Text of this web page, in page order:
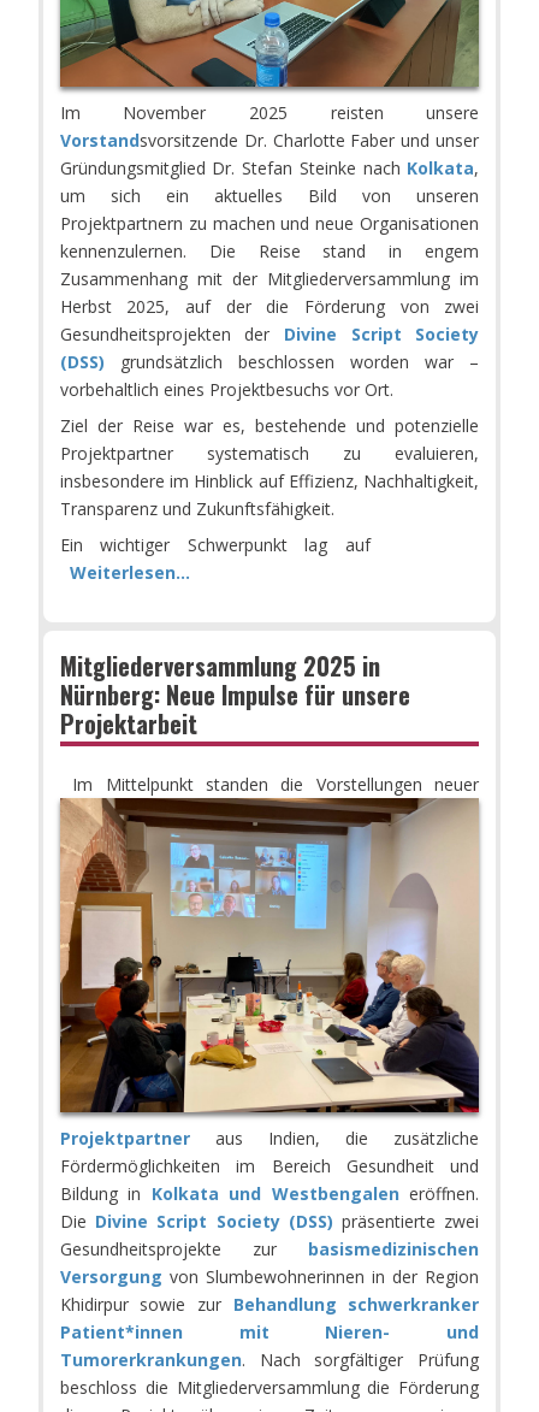
Im November 2025 reisten unsere
Vorstandsvorsitzende Dr. Charlotte Faber und unser
Gründungsmitglied Dr. Stefan Steinke nach Kolkata,
um sich ein aktuelles Bild von unseren
Projektpartnern zu machen und neue Organisationen
kennenzulernen. Die Reise stand in engem
Zusammenhang mit der Mitgliederversammlung im
Herbst 2025, auf der die Förderung von zwei
Gesundheitsprojekten der Divine Script Society
(DSS) grundsätzlich beschlossen worden war –
vorbehaltlich eines Projektbesuchs vor Ort.
Ziel der Reise war es, bestehende und potenzielle
Projektpartner systematisch zu evaluieren,
insbesondere im Hinblick auf Effizienz, Nachhaltigkeit,
Transparenz und Zukunftsfähigkeit.
Ein wichtiger Schwerpunkt lag auf
Weiterlesen...
Mitgliederversammlung 2025 in
Nürnberg: Neue Impulse für unsere
Projektarbeit
Im Mittelpunkt standen die Vorstellungen neuer
Projektpartneraus Indien, die zusätzliche
Fördermöglichkeiten im Bereich Gesundheit und
Bildung in Kolkata und Westbengaleneröffnen.
Die Divine Script Society (DSS) präsentierte zwei
Gesundheitsprojekte zur basismedizinischen
Versorgung von Slumbewohnerinnen in der Region
Khidirpur sowie zur Behandlung schwerkranker
Patient*innen mit Nieren- und
Tumorerkrankungen. Nach sorgfältiger Prüfung
beschloss die Mitgliederversammlung die Förderung